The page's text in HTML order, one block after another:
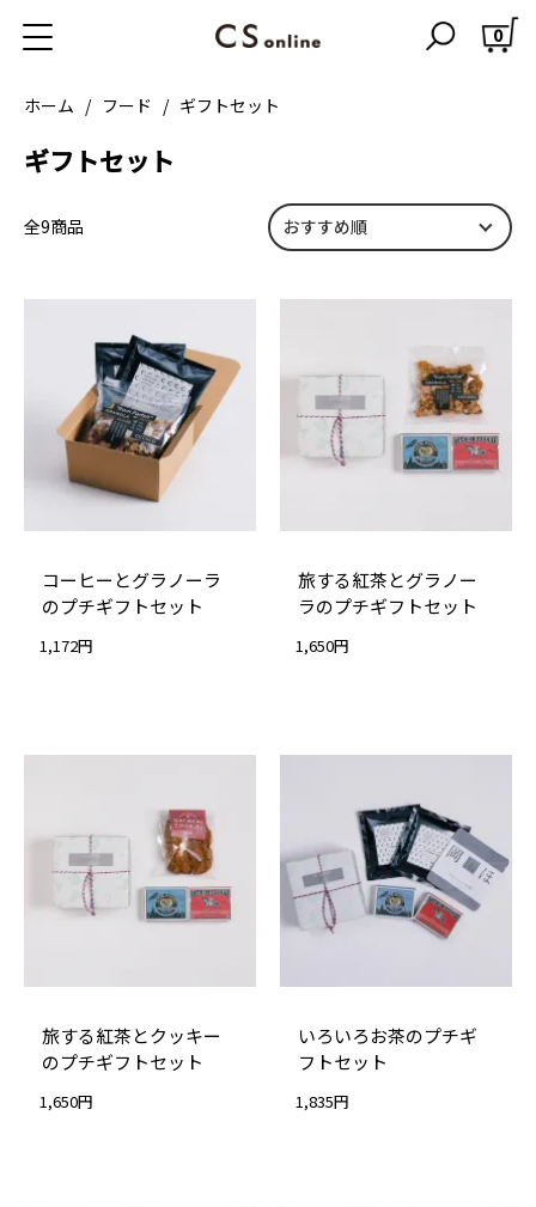
0
ホーム フード ギフトセット
ギフトセット
全9商品
コーヒーとグラノーラ
のプチギフトセット
1,172円
旅する紅茶とグラノー
ラのプチギフトセット
1,650円
旅する紅茶とクッキー
のプチギフトセット
1,650円
いろいろお茶のプチギ
フトセット
1,835円